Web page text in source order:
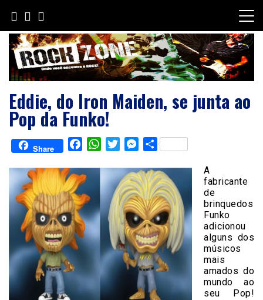
content
Eddie, do Iron Maiden, se junta ao
Pop da Funko!
Share FacebookWhatsAppTwitterMessenger
Share
A
fabricante
de
brinquedos
Funko
adicionou
alguns dos
músicos
mais
amados do
mundo ao
seu Pop!